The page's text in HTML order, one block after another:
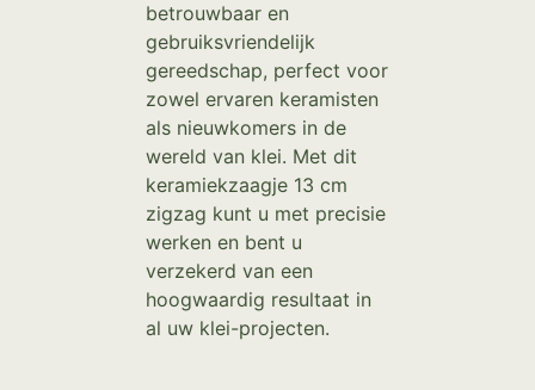
betrouwbaar en
gebruiksvriendelijk
gereedschap, perfect voor
zowel ervaren keramisten
als nieuwkomers in de
wereld van klei. Met dit
keramiekzaagje 13 cm
zigzag kunt u met precisie
werken en bent u
verzekerd van een
hoogwaardig resultaat in
al uw klei-projecten.